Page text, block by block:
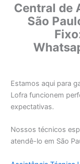
Central de
São
Estamos aqui para
Lofra funcionem
expectativas.
Nossos técnicos
atendê-lo em São